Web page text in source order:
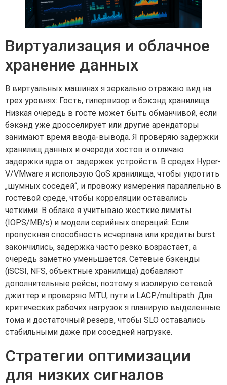
Виртуализация и облачное
хранение данных
В виртуальных машинах я зеркально отражаю вид на
трех уровнях: Гость, гипервизор и бэкэнд хранилища.
Низкая очередь в госте может быть обманчивой, если
бэкэнд уже дросселирует или другие арендаторы
занимают время ввода-вывода. Я проверяю задержки
хранилищ данных и очереди хостов и отличаю
задержки ядра от задержек устройств. В средах Hyper-
V/VMware я использую QoS хранилища, чтобы укротить
„шумных соседей“, и провожу измерения параллельно в
гостевой среде, чтобы корреляции оставались
четкими. В облаке я учитываю жесткие лимиты
(IOPS/MB/s) и модели серийных операций: Если
пропускная способность исчерпана или кредиты burst
закончились, задержка часто резко возрастает, а
очередь заметно уменьшается. Сетевые бэкенды
(iSCSI, NFS, объектные хранилища) добавляют
дополнительные рейсы; поэтому я изолирую сетевой
джиттер и проверяю MTU, пути и LACP/multipath. Для
критических рабочих нагрузок я планирую выделенные
тома и достаточный резерв, чтобы SLO оставались
стабильными даже при соседней нагрузке.
Стратегии оптимизации
для низких сигналов